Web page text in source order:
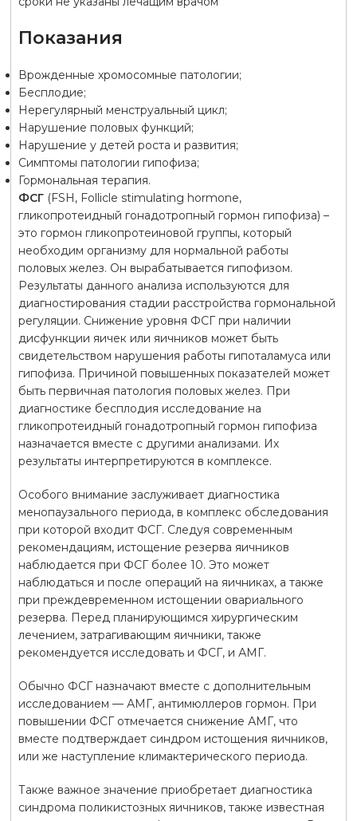
Показания
Врожденные хромосомные патологии;
Бесплодие;
Нерегулярный менструальный цикл;
Нарушение половых функций;
Нарушение у детей роста и развития;
Симптомы патологии гипофиза;
Гормональная терапия.
ФСГ(FSH, Follicle stimulating hormone,
гликопротеидный гонадотропный гормон гипофиза) –
это гормон гликопротеиновой группы, который
необходим организму для нормальной работы
половых желез. Он вырабатывается гипофизом.
Результаты данного анализа используются для
диагностирования стадии расстройства гормональной
регуляции. Снижение уровня ФСГ при наличии
дисфункции яичек или яичников может быть
свидетельством нарушения работы гипоталамуса или
гипофиза. Причиной повышенных показателей может
быть первичная патология половых желез. При
диагностике бесплодия исследование на
гликопротеидный гонадотропный гормон гипофиза
назначается вместе с другими анализами. Их
результаты интерпретируются в комплексе.
Особого внимание заслуживает диагностика
менопаузального периода, в комплекс обследования
при которой входит ФСГ. Следуя современным
рекомендациям, истощение резерва яичников
наблюдается при ФСГ более 10. Это может
наблюдаться и после операций на яичниках, а также
при преждевременном истощении овариального
резерва. Перед планирующимся хирургическим
лечением, затрагивающим яичники, также
рекомендуется исследовать и ФСГ, и АМГ.
Обычно ФСГ назначают вместе с дополнительным
исследованием — АМГ, антимюллеров гормон. При
повышении ФСГ отмечается снижение АМГ, что
вместе подтверждает синдром истощения яичников,
или же наступление климактерического периода.
Также важное значение приобретает диагностика
синдрома поликистозных яичников, также известная